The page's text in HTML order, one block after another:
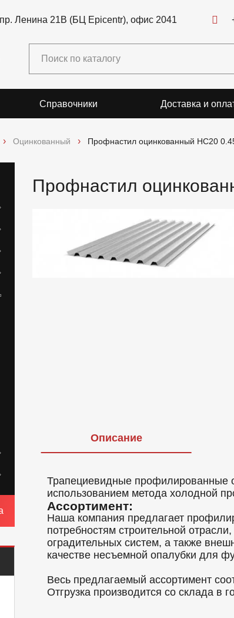
пр. Ленина 21В (БЦ Epicentr), офис 2041
Справочники Доставка и
Оцинкованный Профнастил оцинкованный НС20
Профнастил
Описание
Трапециевидные профилированные
использованием метода холодной
Ассортимент:
Наша компания предлагает
потребностям строительной
оградительных систем, а также
качестве несъемной опалубки для
Весь предлагаемый ассортимент
Отгрузка производится со склада в